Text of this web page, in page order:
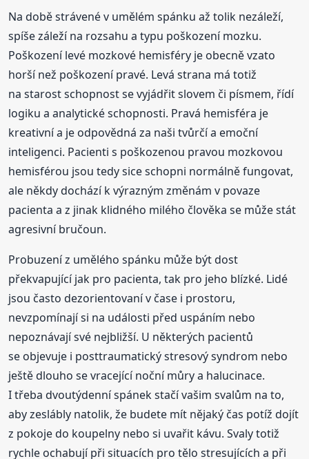
Na době strávené v umělém spánku až tolik nezáleží,
spíše záleží na rozsahu a typu poškození mozku.
Poškození levé mozkové hemisféry je obecně vzato
horší než poškození pravé. Levá strana má totiž
na starost schopnost se vyjádřit slovem či písmem, řídí
logiku a analytické schopnosti. Pravá hemisféra je
kreativní a je odpovědná za naši tvůrčí a emoční
inteligenci. Pacienti s poškozenou pravou mozkovou
hemisférou jsou tedy sice schopni normálně fungovat,
ale někdy dochází k výrazným změnám v povaze
pacienta a z jinak klidného milého člověka se může stát
agresivní bručoun.
Probuzení z umělého spánku může být dost
překvapující jak pro pacienta, tak pro jeho blízké. Lidé
jsou často dezorientovaní v čase i prostoru,
nevzpomínají si na události před uspáním nebo
nepoznávají své nejbližší. U některých pacientů
se objevuje i posttraumatický stresový syndrom nebo
ještě dlouho se vracející noční můry a halucinace.
I třeba dvoutýdenní spánek stačí vašim svalům na to,
aby zeslábly natolik, že budete mít nějaký čas potíž dojít
z pokoje do koupelny nebo si uvařit kávu. Svaly totiž
rychle ochabují při situacích pro tělo stresujících a při